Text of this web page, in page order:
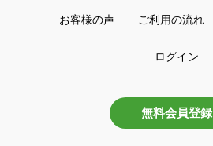
お客様の声 ご利用の流れ
ログイン
無料会員登録